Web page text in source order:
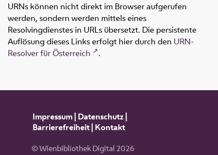
URNs können nicht direkt im Browser aufgerufen
werden, sondern werden mittels eines
Resolvingdienstes in URLs übersetzt. Die persistente
Auflösung dieses Links erfolgt hier durch den URN-
Resolver für Österreich
.
Impressum| Datenschutz|
Barrierefreiheit| Kontakt
© Wienbibliothek Digital 2026